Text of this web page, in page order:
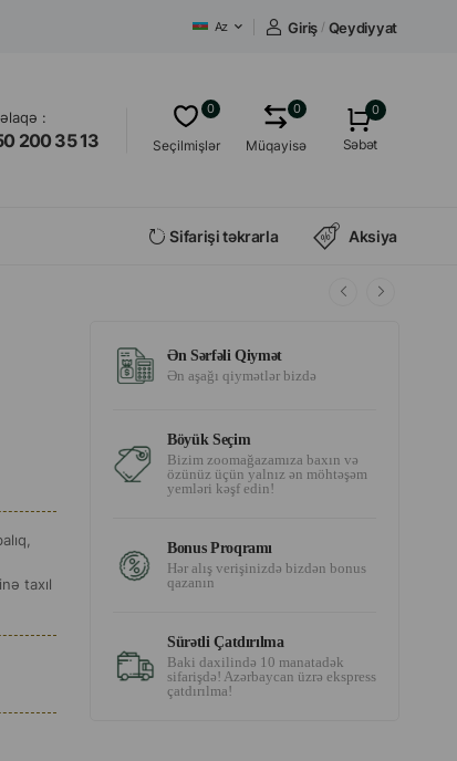
Az Giriş / Qeydiyyat
:
200 35 13 Seçilmişlər
0
Müqayisə
0 0
Səbət
Sifarişi təkrarla Aksiya
taxıl
Ən Sərfəli Qiymət
Ən aşağı qiymətlər bizdə
Böyük Seçim
Bizim zoomağazamıza baxın və
özünüz üçün yalnız ən möhtəşəm
yemləri kəşf edin!
Bonus Proqramı
Hər alış verişinizdə bizdən bonus
qazanın
Sürətli Çatdırılma
Baki daxilində 10 manatadək
sifarişdə! Azərbaycan üzrə ekspress
çatdırılma!